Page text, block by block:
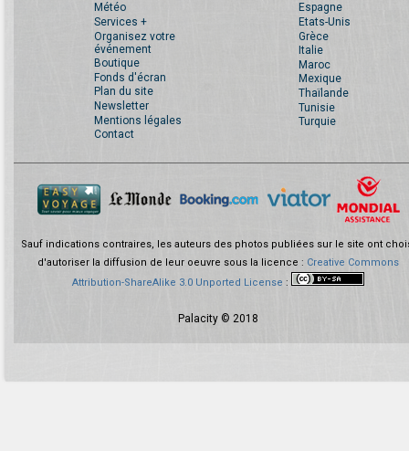
Météo
Services +
Organisez votre
événement
Boutique
Fonds d'écran
Plan du site
Newsletter
Mentions légales
Contact
Espagne
Etats-Unis
Grèce
Italie
Maroc
Mexique
Thaïlande
Tunisie
Turquie
Sauf indications contraires, les auteurs des photos publiées sur le site ont
d'autoriser la diffusion de leur oeuvre sous la licence : Creative Commons
Attribution-ShareAlike 3.0 Unported License :
Palacity © 2018